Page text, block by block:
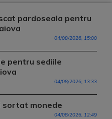
pardoseala pentru
04/08/2026, 15:00
pentru sediile
04/08/2026, 13:33
sortat monede
04/08/2026, 12:49